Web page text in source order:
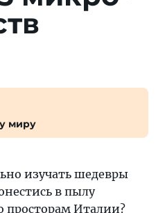
миру
изучать шедевры
в пылу
просторам Италии?